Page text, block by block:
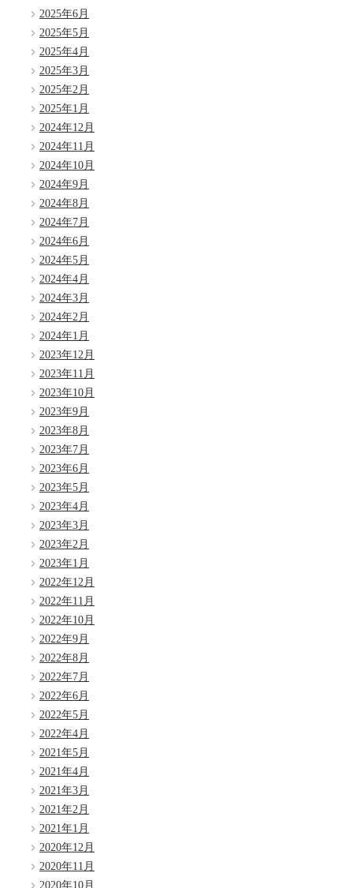
2025年6月
2025年5月
2025年4月
2025年3月
2025年2月
2025年1月
2024年12月
2024年11月
2024年10月
2024年9月
2024年8月
2024年7月
2024年6月
2024年5月
2024年4月
2024年3月
2024年2月
2024年1月
2023年12月
2023年11月
2023年10月
2023年9月
2023年8月
2023年7月
2023年6月
2023年5月
2023年4月
2023年3月
2023年2月
2023年1月
2022年12月
2022年11月
2022年10月
2022年9月
2022年8月
2022年7月
2022年6月
2022年5月
2022年4月
2021年5月
2021年4月
2021年3月
2021年2月
2021年1月
2020年12月
2020年11月
2020年10月